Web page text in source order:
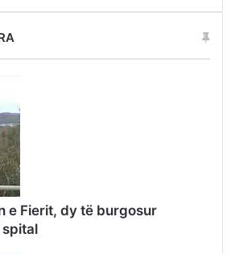
e Fierit, dy të burgosur